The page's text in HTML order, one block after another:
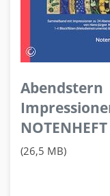
Abendstern
NOTENHEFT
(26,5 MB)